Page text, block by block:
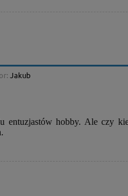
Jakub
hobby. Ale czy